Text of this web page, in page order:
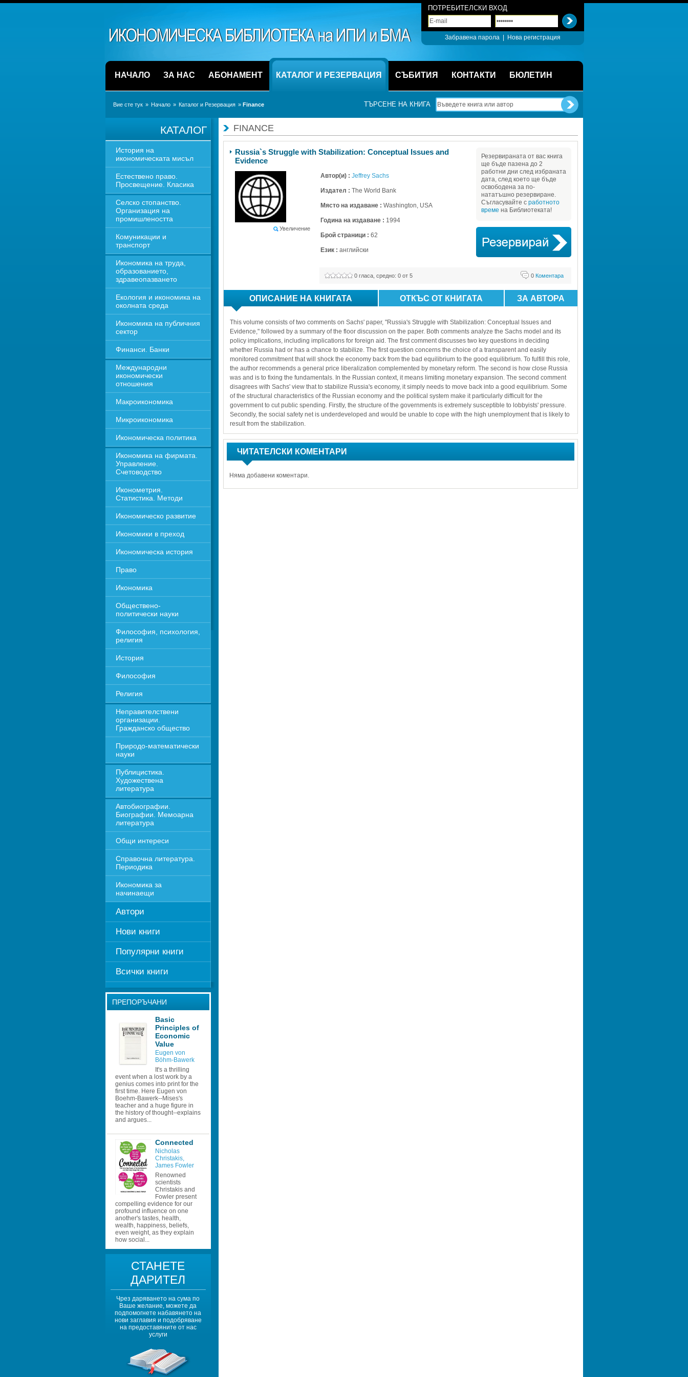
ПОТРЕБИТЕЛСКИ ВХОД
Забравена парола Нова регистрация
НАЧАЛО ЗА НАС АБОНАМЕНТ КАТАЛОГ И РЕЗЕРВАЦИЯ СЪБИТИЯ КОНТАКТИ БЮЛЕТИН
Вие сте тук » Начало » Каталог и Резервация » Finance ТЪРСЕНЕ НА КНИГА
КАТАЛОГ
История на
икономическата мисъл
Естествено право.
Просвещение. Класика
Селско стопанство.
Организация на
промишлеността
Комуникации и
транспорт
Икономика на труда,
образованието,
здравеопазването
Екология и икономика на
околната среда
Икономика на публичния
сектор
Финанси. Банки
Международни
икономически
отношения
Макроикономика
Микроикономика
Икономическа политика
Икономика на фирмата.
Управление.
Счетоводство
Иконометрия.
Статистика. Методи
Икономическо развитие
Икономики в преход
Икономическа история
Право
Икономика
Обществено-
политически науки
Философия, психология,
религия
История
Философия
Религия
Неправителствени
организации.
Гражданско общество
Природо-математически
науки
Публицистика.
Художествена
литература
Автобиографии.
Биографии. Мемоарна
литература
Общи интереси
Справочна литература.
Периодика
Икономика за
начинаещи
Автори
Нови книги
Популярни книги
Всички книги
ПРЕПОРЪЧАНИ
Basic
Principles of
Economic
Value
Eugen von
Böhm-Bawerk
It's a thrilling
event when a lost work by a
genius comes into print for the
first time. Here Eugen von
Boehm-Bawerk--Mises's
teacher and a huge figure in
the history of thought--explains
and argues...
Connected
Nicholas
Christakis,
James Fowler
Renowned
scientists
Christakis and
Fowler present
compelling evidence for our
profound influence on one
another's tastes, health,
wealth, happiness, beliefs,
even weight, as they explain
how social...
СТАНЕТЕ
ДАРИТЕЛ
Чрез даряването на сума по
Ваше желание, можете да
подпомогнете набавянето на
нови заглавия и подобряване
на предоставяните от нас
услуги
FINANCE
Russia`s Struggle with Stabilization: Conceptual Issues and
Evidence
Увеличение
Автор(и) : Jeffrey Sachs
Издател : The World Bank
Място на издаване : Washington, USA
Година на издаване : 1994
Брой страници : 62
Език : английски
0Коментара
0гласа, средно: 0от 5
Резервираната от вас книга
ще бъде пазена до 2
работни дни след избраната
дата, след което ще бъде
освободена за по-
нататъшно резервиране.
Съгласувайте с работното
време на Библиотеката!
ОПИСАНИЕ НА КНИГАТА ОТКЪС ОТ КНИГАТА ЗА АВТОРА
This volume consists of two comments on Sachs' paper, "Russia's Struggle with Stabilization: Conceptual Issues and
Evidence," followed by a summary of the floor discussion on the paper. Both comments analyze the Sachs model and its
policy implications, including implications for foreign aid. The first comment discusses two key questions in deciding
whether Russia had or has a chance to stabilize. The first question concerns the choice of a transparent and easily
monitored commitment that will shock the economy back from the bad equilibrium to the good equilibrium. To fulfill this role,
the author recommends a general price liberalization complemented by monetary reform. The second is how close Russia
was and is to fixing the fundamentals. In the Russian context, it means limiting monetary expansion. The second comment
disagrees with Sachs' view that to stabilize Russia's economy, it simply needs to move back into a good equilibrium. Some
of the structural characteristics of the Russian economy and the political system make it particularly difficult for the
government to cut public spending. Firstly, the structure of the governments is extremely susceptible to lobbyists' pressure.
Secondly, the social safety net is underdeveloped and would be unable to cope with the high unemployment that is likely to
result from the stabilization.
ЧИТАТЕЛСКИ КОМЕНТАРИ
Няма добавени коментари.